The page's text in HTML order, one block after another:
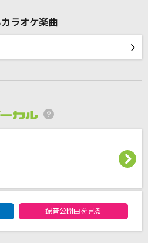
よ(Full ver.)
もいい
ラオケ楽曲
録音公開曲を見る